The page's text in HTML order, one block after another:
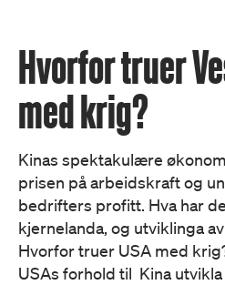
Hvorfor truer
med krig?
Kinas spektakulære
prisen på arbeidskraft og
bedrifters profitt. Hva har
kjernelanda, og utviklinga
Hvorfor truer USA med
USAs forhold til Kina